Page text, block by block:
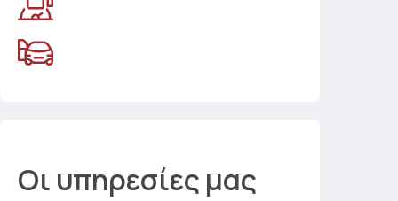
Οι υπηρεσίες μας